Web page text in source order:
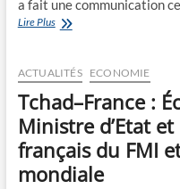
a fait une communication
Lire PlusL’AAZES
stratégie
relative
au
PND
2030
ACTUALITÉS ECONOMIE
Tchad–France :
Ministre d’Etat
français du FMI
mondiale